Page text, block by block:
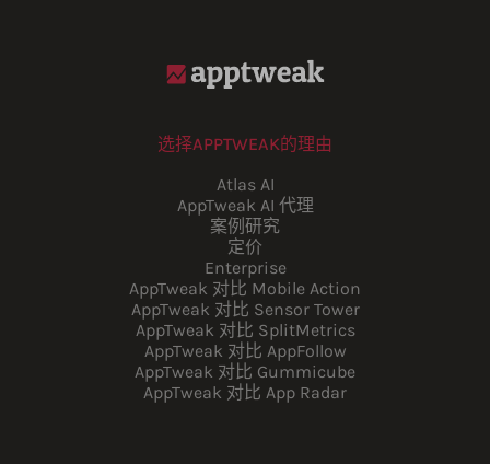
选择APPTWEAK的理由
Atlas AI
AppTweak AI 代理
案例研究
定价
Enterprise
AppTweak 对比 Mobile Action
AppTweak 对比 Sensor Tower
AppTweak 对比 SplitMetrics
AppTweak 对比 AppFollow
AppTweak 对比 Gummicube
AppTweak 对比 App Radar